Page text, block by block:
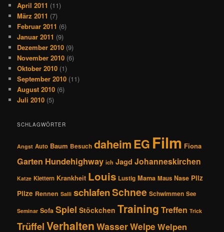
April 2011 (11)
März 2011 (7)
Februar 2011 (6)
Januar 2011 (9)
Dezember 2010 (9)
November 2010 (6)
Oktober 2010 (1)
September 2010 (11)
August 2010 (6)
Juli 2010 (5)
SCHLAGWÖRTER
Angst Auto Baum Besuch daheimEG Film Fiona
Garten Hundehighway ich Jagd Johanneskirchen
Katze Klettern Krankheit Louis Lustig Mama Maus Nase Pilz
Pilze Rennen Salli schlafenSchnee Schwimmen See
Seminar Sofa Spiel Stöckchen Training Treffen Trick
TrüffelVerhalten WasserWelpe Welpen